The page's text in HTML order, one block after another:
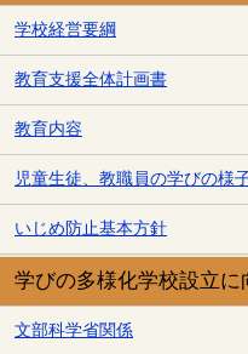
学校経営要綱
教育支援全体計画書
教育内容
児童生徒、教職員の学びの様
いじめ防止基本方針
学びの多様化学校設立に
文部科学省関係